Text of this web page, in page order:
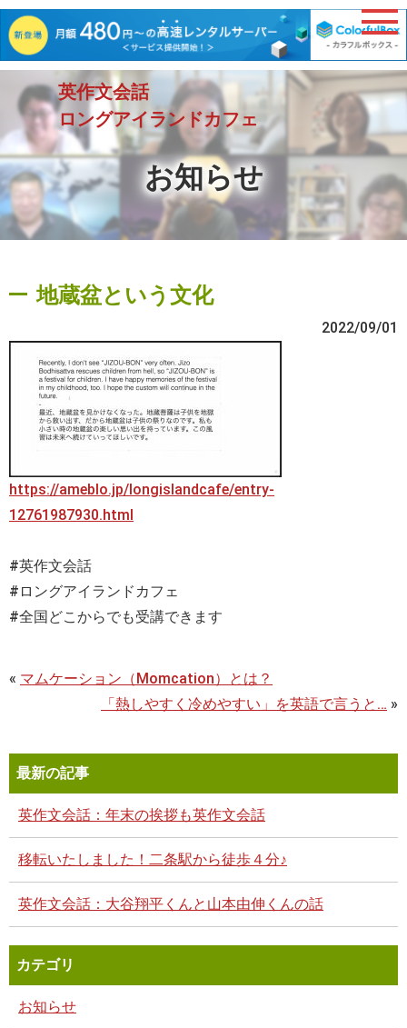
英作文会話
ロングアイランドカフェ
お知らせ
地蔵盆という文化
2022/09/01
https://ameblo.jp/longislandcafe/entry-
12761987930.html
#英作文会話
#ロングアイランドカフェ
#全国どこからでも受講できます
« マムケーション（Momcation）とは？
「熱しやすく冷めやすい」を英語で言うと… »
最新の記事
英作文会話：年末の挨拶も英作文会話
移転いたしました！二条駅から徒歩４分♪
英作文会話：大谷翔平くんと山本由伸くんの話
カテゴリ
お知らせ